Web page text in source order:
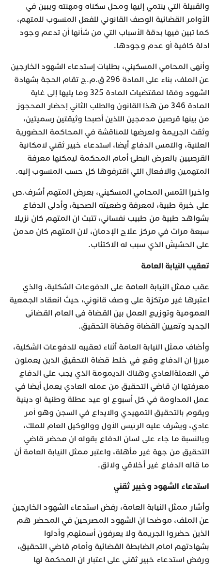
والقبيلة التي ينتمي إليها ومحل سكناه ومهنته ويبين في
الأوامر القضائية الوصف القانوني للفعل المنسوب للمتهم،
كما تبين فيها بدقة الأسباب التي من شأنها أن تدعم وجود
أدلة كافية أو عدم وجودها.
وأنهى المحامي المسكيني، بطلبات إستدعاء الشهود الخارجين
عن الملف، بناء على المادة 296 ق.م.ج تقام الحجة بشهادة
الشهود وفقا لمقتضيات المادة 325 وما يليها إلى غاية
المادة 346 من هذا القانون والطلب الثاني إحضار المحجوز
من بينها قرصين مدمجين اللذين أصبحا وثيقتين رسميتين،
وثقت الجريمة ولعرضها للمناقشة في المحاكمة الحضورية
العلنية، والتمس الدفاع أيضا، استدعاء خبير ثقني لامكانية
القرصيين بالعرض البطئ أمام المحكمة ليمكنها معرفة
المتهمين والافعال التي اقترفوها كل حسب المنسوب إليه.
واخيرا التمس المحامي المسكيني، بعرض المتهم أشرف.ص
على خبرة طبية، لمعرفة وضعيته الصحية، وأدلى الدفاع
بشواهد طبية من طبيب نفساني، تتبت ان المتهم كان نزيلا
سبعة مرات في مركز علاج الإدمان، لان المتهم كان مدمن
على الحشيش الذي سبب له الاكتئاب.
تعقيب النيابة العامة
عقب ممثل النيابة العامة على الدفوعات الشكلية، والذي
اعتبرها غير مرتكزة على وصف قانوني، حيث انعقاد الجمعية
العمومية وتوزيع العمل بين القضاة فى العام القضائى
الجديد وتعيين القضاة وقضاة التحقيق.
وأضاف ممثل النيابة العامة أثناء تعقيبه للدفوعات الشكلية،
مبرزا ان الدفاع وقع في خلط قضاة التحقيق الذين يعملون
في العملةالعادي وهناك الديمومة الذي يجب على الدفاع
معرفتها ان قاضي التحقيق من عمله العادي يعمل أيضا في
عمل المداومة في كل أسبوع او عيد عطلة وطنية او دينية
ويقوم بالتحقيق التمهيدي والايداع في السجن وهو أمر
عادي، ويشرف عليه الرئيس الأول ووالوكيل العام للملك،
وبالنسبة ما جاء على لسان الدفاع بقوله ان محضر قاضي
التحقيق من جهة غير مأهلة، واعتبر ممثل النيابة العامة أن
ما قاله الدفاع غير أخلاقي ولائق.
استدعاء الشهود وخبير ثقني
وأشار ممثل النيابة العامة، رفض استدعاء الشهود الخارجين
عن الملف، موضحا ان الشهود المصرحين في المحضر هم
الذين حضروا الجريمة ولا يعرفون أسمئهم وأدلوا
بشهادتهم امام الضابطة القضائية وأمام قاضي التحقيق،
ورفض استدعاء خبير ثقني على اعتبار ان المحكمة لها